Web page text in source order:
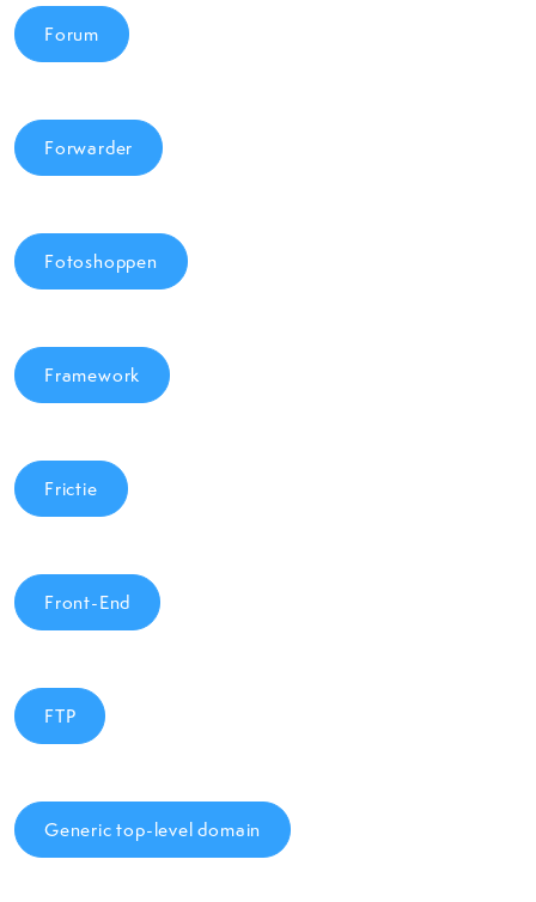
Forum
Forwarder
Fotoshoppen
Framework
Frictie
Front-End
FTP
Generic top-level domain